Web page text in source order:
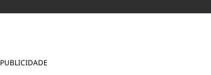
PUBLICIDADE